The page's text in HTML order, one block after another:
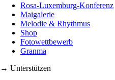
Rosa-Luxemburg-Konferenz
Maigalerie
Melodie & Rhythmus
Shop
Fotowettbewerb
Granma
→ Unterstützen